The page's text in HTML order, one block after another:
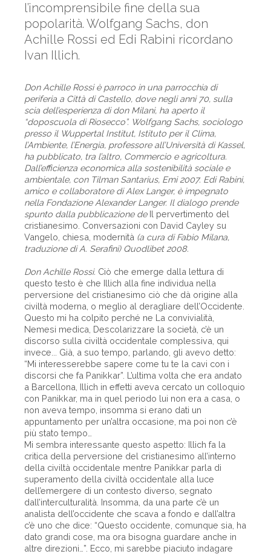
l’incomprensibile fine della sua
popolarità. Wolfgang Sachs, don
Achille Rossi ed Edi Rabini ricordano
Ivan Illich.
Don Achille Rossi è parroco in una parrocchia di
periferia a Città di Castello, dove negli anni 70, sulla
scia dell’esperienza di don Milani, ha aperto il
“doposcuola di Riosecco”. Wolfgang Sachs, sociologo
presso il Wuppertal Institut, Istituto per il Clima,
l’Ambiente, l’Energia, professore all’Università di Kassel,
ha pubblicato, tra l’altro, Commercio e agricoltura.
Dall’efficienza economica alla sostenibilità sociale e
ambientale, con Tilman Santarius, Emi 2007. Edi Rabini,
amico e collaboratore di Alex Langer, è impegnato
nella Fondazione Alexander Langer. Il dialogo prende
spunto dalla pubblicazione de Il pervertimento del
cristianesimo. Conversazioni con David Cayley su
Vangelo, chiesa, modernità (a cura di Fabio Milana,
traduzione di A. Serafini) Quodlibet 2008.
Don Achille Rossi. Ciò che emerge dalla lettura di
questo testo è che Illich alla fine individua nella
perversione del cristianesimo ciò che dà origine alla
civiltà moderna, o meglio al deragliare dell’Occidente.
Questo mi ha colpito perché ne La convivialità,
Nemesi medica, Descolarizzare la società, c’è un
discorso sulla civiltà occidentale complessiva, qui
invece... Già, a suo tempo, parlando, gli avevo detto:
“Mi interesserebbe sapere come tu te la cavi con i
discorsi che fa Panikkar”. L’ultima volta che era andato
a Barcellona, Illich in effetti aveva cercato un colloquio
con Panikkar, ma in quel periodo lui non era a casa, o
non aveva tempo, insomma si erano dati un
appuntamento per un’altra occasione, ma poi non c’è
più stato tempo…
Mi sembra interessante questo aspetto: Illich fa la
critica della perversione del cristianesimo all’interno
della civiltà occidentale mentre Panikkar parla di
superamento della civiltà occidentale alla luce
dell’emergere di un contesto diverso, segnato
dall’interculturalità. Insomma, da una parte c’è un
analista dell’occidente che scava a fondo e dall’altra
c’è uno che dice: “Questo occidente, comunque sia, ha
dato grandi cose, ma ora bisogna guardare anche in
altre direzioni…”. Ecco, mi sarebbe piaciuto indagare